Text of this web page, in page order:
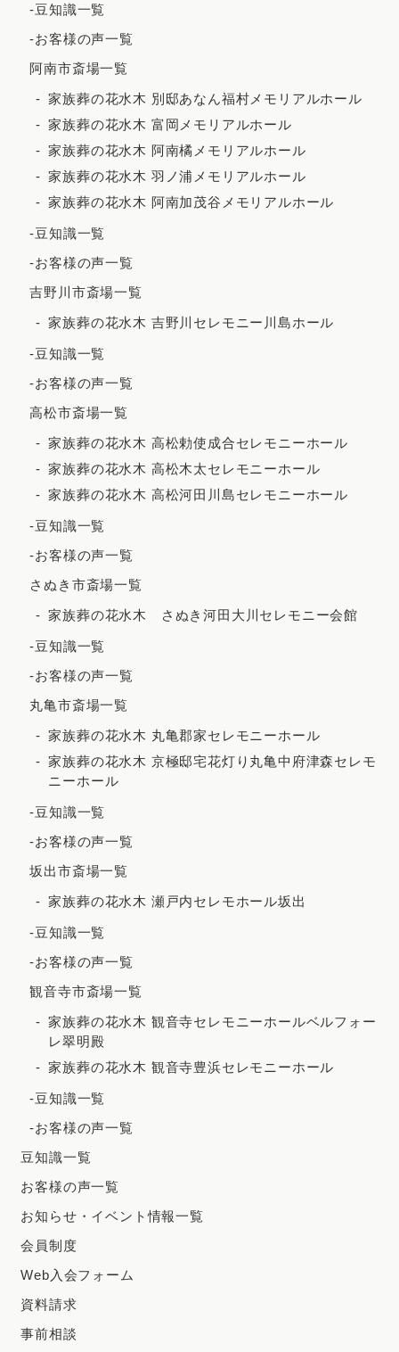
2023年2月
2023年1月
2022年12月
2022年5月
2022年4月
2022年3月
2022年2月
2021年12月
2021年11月
2021年10月
2021年5月
2021年4月
2021年3月
-豆知識一覧
-お客様の声一覧
阿南市斎場一覧
家族葬の花水木 別邸あなん福村メモリアルホール
家族葬の花水木 富岡メモリアルホール
家族葬の花水木 阿南橘メモリアルホール
家族葬の花水木 羽ノ浦メモリアルホール
家族葬の花水木 阿南加茂谷メモリアルホール
-豆知識一覧
-お客様の声一覧
吉野川市斎場一覧
家族葬の花水木 吉野川セレモニー川島ホール
-豆知識一覧
-お客様の声一覧
高松市斎場一覧
家族葬の花水木 高松勅使成合セレモニーホール
家族葬の花水木 高松木太セレモニーホール
家族葬の花水木 高松河田川島セレモニーホール
-豆知識一覧
-お客様の声一覧
さぬき市斎場一覧
家族葬の花水木 さぬき河田大川セレモニー会館
-豆知識一覧
-お客様の声一覧
丸亀市斎場一覧
家族葬の花水木 丸亀郡家セレモニーホール
家族葬の花水木 京極邸宅花灯り丸亀中府津森セレモ
ニーホール
-豆知識一覧
-お客様の声一覧
坂出市斎場一覧
家族葬の花水木 瀬戸内セレモホール坂出
-豆知識一覧
-お客様の声一覧
観音寺市斎場一覧
家族葬の花水木 観音寺セレモニーホールベルフォー
レ翠明殿
家族葬の花水木 観音寺豊浜セレモニーホール
-豆知識一覧
-お客様の声一覧
豆知識一覧
お客様の声一覧
お知らせ・イベント情報一覧
会員制度
Web入会フォーム
資料請求
事前相談